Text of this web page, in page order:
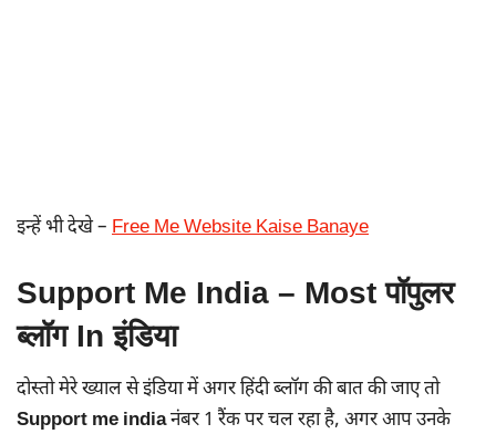
इन्हें भी देखे – Free Me Website Kaise Banaye
Support Me India – Most पॉपुलर
ब्लॉग In इंडिया
दोस्तो मेरे ख्याल से इंडिया में अगर हिंदी ब्लॉग की बात की जाए तो
Support me indiaनंबर 1 रैंक पर चल रहा है, अगर आप उनके